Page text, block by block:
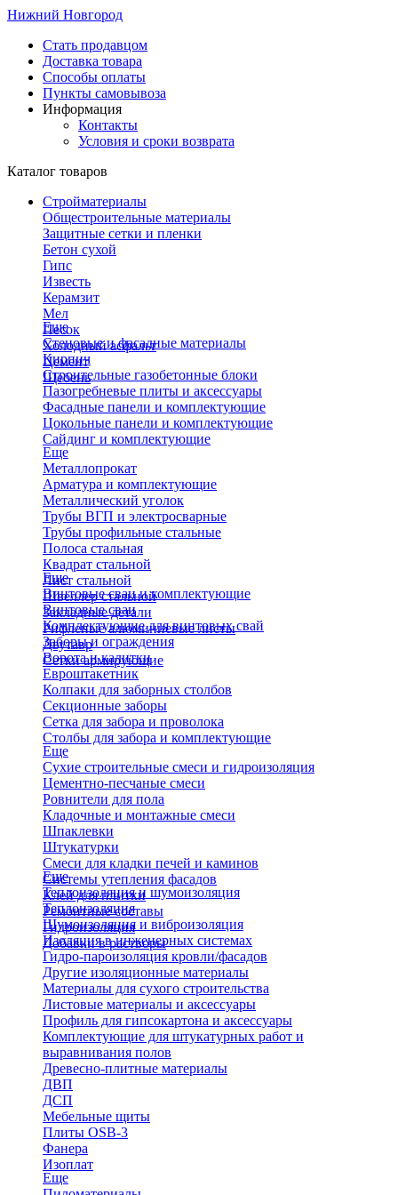
Нижний Новгород
Стать продавцом
Доставка товара
Способы оплаты
Пункты самовывоза
Информация
Контакты
Условия и сроки возврата
Каталог товаров
Стройматериалы
Общестроительные материалы
Защитные сетки и пленки
Бетон сухой
Гипс
Известь
Керамзит
Мел
Песок
Холодный асфальт
Цемент
Щебень
Еще
Стеновые и фасадные материалы
Кирпич
Строительные газобетонные блоки
Пазогребневые плиты и аксессуары
Фасадные панели и комплектующие
Цокольные панели и комплектующие
Сайдинг и комплектующие
Еще
Металлопрокат
Арматура и комплектующие
Металлический уголок
Трубы ВГП и электросварные
Трубы профильные стальные
Полоса стальная
Квадрат стальной
Лист стальной
Швеллер стальной
Закладные детали
Рифленые алюминиевые листы
Двутавр
Сетки армирующие
Еще
Винтовые сваи и комплектующие
Винтовые сваи
Комплектующие для винтовых свай
Заборы и ограждения
Ворота и калитки
Евроштакетник
Колпаки для заборных столбов
Секционные заборы
Сетка для забора и проволока
Столбы для забора и комплектующие
Еще
Сухие строительные смеси и гидроизоляция
Цементно-песчаные смеси
Ровнители для пола
Кладочные и монтажные смеси
Шпаклевки
Штукатурки
Смеси для кладки печей и каминов
Системы утепления фасадов
Клей для плитки
Ремонтные составы
Гидроизоляция
Добавки в растворы
Еще
Теплоизоляция и шумоизоляция
Теплоизоляция
Шумоизоляция и виброизоляция
Изоляция в инженерных системах
Гидро-пароизоляция кровли/фасадов
Другие изоляционные материалы
Материалы для сухого строительства
Листовые материалы и аксессуары
Профиль для гипсокартона и аксессуары
Комплектующие для штукатурных работ и
выравнивания полов
Древесно-плитные материалы
ДВП
ДСП
Мебельные щиты
Плиты OSB-3
Фанера
Изоплат
Еще